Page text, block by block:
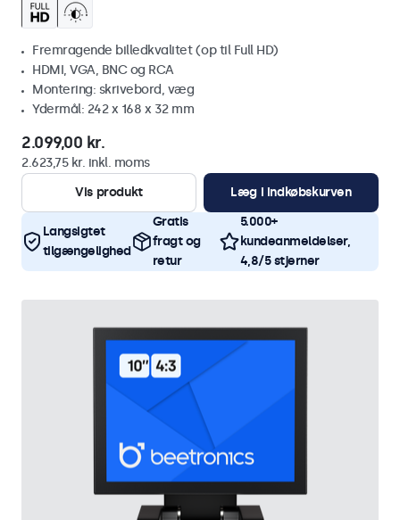
Fremragende billedkvalitet (op til Full HD)
HDMI, VGA, BNC og RCA
Montering: skrivebord, væg
Ydermål: 242 x 168 x 32 mm
2.099,00 kr.
2.623,75 kr. inkl. moms
Vis produkt
Læg i indkøbskurven
Langsigtet
tilgængelighed
Gratis
fragt og
retur
5.000+
kundeanmeldelser,
4,8/5 stjerner